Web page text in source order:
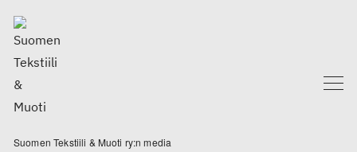
Suomen Tekstiili & Muoti ry:n media